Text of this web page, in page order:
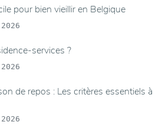
pour bien vieillir en Belgique
services ?
de repos : Les critères essentiels à